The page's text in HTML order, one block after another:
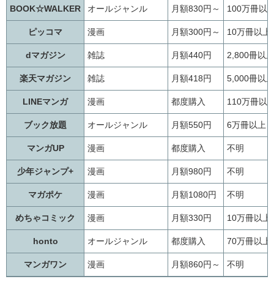
BOOK☆WALKER オールジャンル 月額830円～ 100万冊以
ピッコマ 漫画 月額300円～ 10万冊以上
dマガジン 雑誌 月額440円 2,800冊以上
楽天マガジン 雑誌 月額418円 5,000冊以上
LINEマンガ 漫画 都度購入 110万冊以
ブック放題 オールジャンル 月額550円 6万冊以上
マンガUP 漫画 都度購入 不明
少年ジャンプ+ 漫画 月額980円 不明
マガポケ 漫画 月額1080円 不明
めちゃコミック 漫画 月額330円 10万冊以上
honto オールジャンル 都度購入 70万冊以上
マンガワン 漫画 月額860円～ 不明